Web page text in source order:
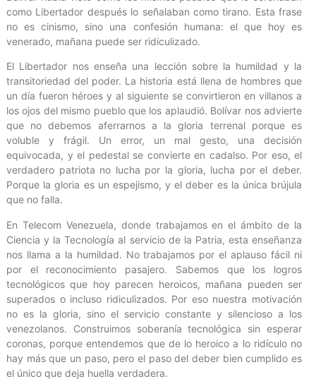
como Libertador después lo señalaban como tirano. Esta frase
no es cinismo, sino una confesión humana: el que hoy es
venerado, mañana puede ser ridiculizado.
El Libertador nos enseña una lección sobre la humildad y la
transitoriedad del poder. La historia está llena de hombres que
un día fueron héroes y al siguiente se convirtieron en villanos a
los ojos del mismo pueblo que los aplaudió. Bolívar nos advierte
que no debemos aferrarnos a la gloria terrenal porque es
voluble y frágil. Un error, un mal gesto, una decisión
equivocada, y el pedestal se convierte en cadalso. Por eso, el
verdadero patriota no lucha por la gloria, lucha por el deber.
Porque la gloria es un espejismo, y el deber es la única brújula
que no falla.
En Telecom Venezuela, donde trabajamos en el ámbito de la
Ciencia y la Tecnología al servicio de la Patria, esta enseñanza
nos llama a la humildad. No trabajamos por el aplauso fácil ni
por el reconocimiento pasajero. Sabemos que los logros
tecnológicos que hoy parecen heroicos, mañana pueden ser
superados o incluso ridiculizados. Por eso nuestra motivación
no es la gloria, sino el servicio constante y silencioso a los
venezolanos. Construimos soberanía tecnológica sin esperar
coronas, porque entendemos que de lo heroico a lo ridículo no
hay más que un paso, pero el paso del deber bien cumplido es
el único que deja huella verdadera.